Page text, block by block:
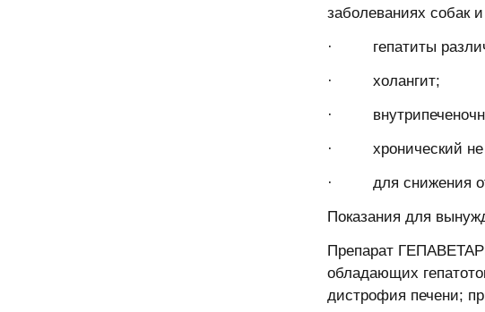
заболеваниях собак
· гепатиты
· холангит;
·
· хронический не
· для снижения
Показания для
Препарат
обладающих
дистрофия печени;